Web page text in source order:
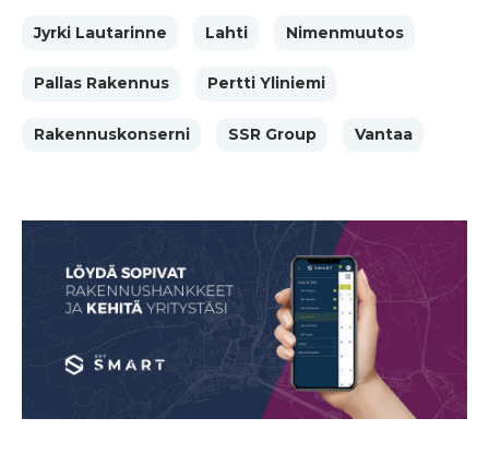
Jyrki Lautarinne Lahti Nimenmuutos
Pallas Rakennus Pertti Yliniemi
Rakennuskonserni SSR Group Vantaa